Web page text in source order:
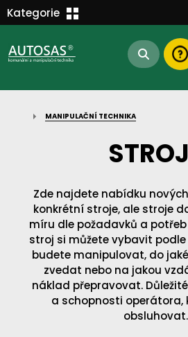
Kategorie
MANIPULAČNÍ TECHNIKA
BAGRY A MANIPULÁTORY
AUTOMATIZACE
náhradní díly
23112
stroje skladem
185
SAS Report
Kontakt
EN/DE
MANIPULAČNÍ TECHNIKA
Zde najdete nabídku
konkrétní stroje, ale stroje
míru dle požadavků a
stroj si můžete vybavit
budete manipulovat, do
zvedat nebo na jakou
náklad přepravovat.
a schopnosti operátora,
obsluhovat.